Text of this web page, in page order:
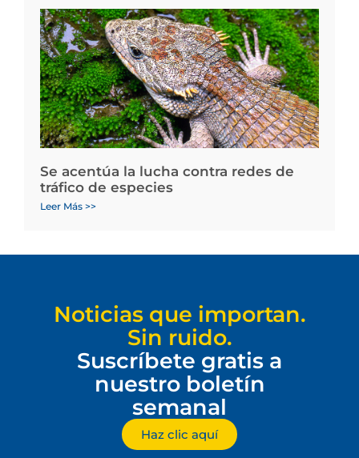
Se acentúa la lucha contra redes de
tráfico de especies
Leer Más >>
Noticias que importan.
Sin ruido.
Suscríbete gratis a
nuestro boletín
semanal
Haz clic aquí